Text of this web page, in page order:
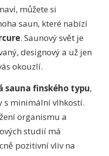
můžete si
saun, které nabízí
. Saunový svět je
designový a už jen
okouzlí.
sauna finského typu,
s minimální vlhkostí.
organismu a
studií má
pozitivní vliv na